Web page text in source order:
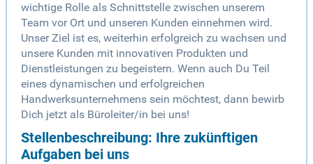
wichtige Rolle als Schnittstelle zwischen unserem
Team vor Ort und unseren Kunden einnehmen wird.
Unser Ziel ist es, weiterhin erfolgreich zu wachsen und
unsere Kunden mit innovativen Produkten und
Dienstleistungen zu begeistern. Wenn auch Du Teil
eines dynamischen und erfolgreichen
Handwerksunternehmens sein möchtest, dann bewirb
Dich jetzt als Büroleiter/in bei uns!
Stellenbeschreibung: Ihre zukünftigen
Aufgaben bei uns